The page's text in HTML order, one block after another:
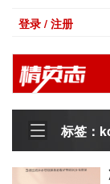
登录 / 注册
标签：